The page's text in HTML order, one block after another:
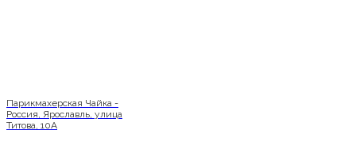
Парикмахерская Чайка -
Россия, Ярославль, улица
Титова, 10А